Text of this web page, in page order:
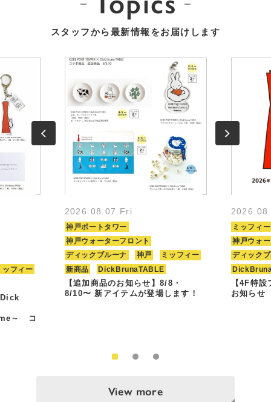
スタッフから最新情報をお届けします
ッフィー
～ コ
2026.08.07 Fri
神戸ポートタワー
神戸ウォーターフロント
ディックブルーナ
神戸
ミッフィー
新商品
DickBrunaTABLE
【追加商品のお知らせ】8/8・
8/10〜 新アイテムが登場します！
ミッフィー
神戸ウォ
ディック
【4F特
お知らせ
View more